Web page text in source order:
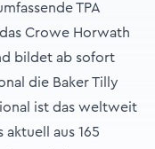
TPA
Crowe Horwath
bildet ab sofort
die Baker Tilly
ist das weltweit
aus 165